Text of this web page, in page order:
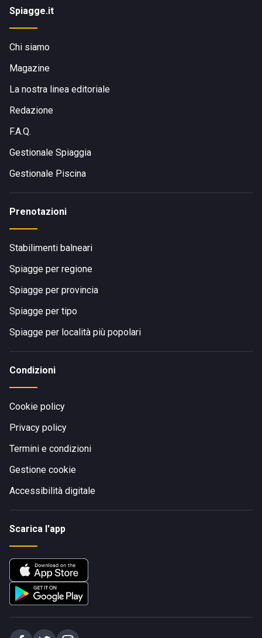
Spiagge.it
Chi siamo
Magazine
La nostra linea editoriale
Redazione
F.A.Q.
Gestionale Spiaggia
Gestionale Piscina
Prenotazioni
Stabilimenti balneari
Spiagge per regione
Spiagge per provincia
Spiagge per tipo
Spiagge per località più popolari
Condizioni
Cookie policy
Privacy policy
Termini e condizioni
Gestione cookie
Accessibilità digitale
Scarica l'app